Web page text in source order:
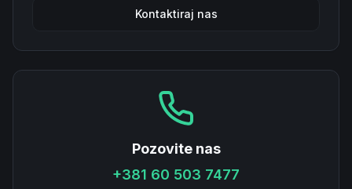
Kontaktiraj nas
Pozovite nas
+381 60 503 7477